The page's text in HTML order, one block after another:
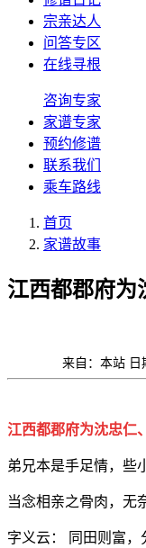
宗亲达人
问答专区
在线寻根
咨询专家
家谱专家
预约修谱
联系我们
乘车路线
首页
家谱故事
江西都郡府为
来自：本站 日
江西都郡府为沈忠仁
弟兄本是手足情，些
当念相亲之骨肉，无
字义云： 同田则富